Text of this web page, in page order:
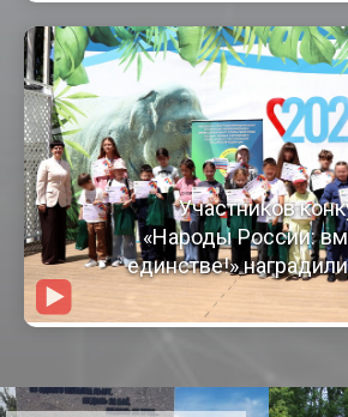
Участников
«Народы России:
единстве!»